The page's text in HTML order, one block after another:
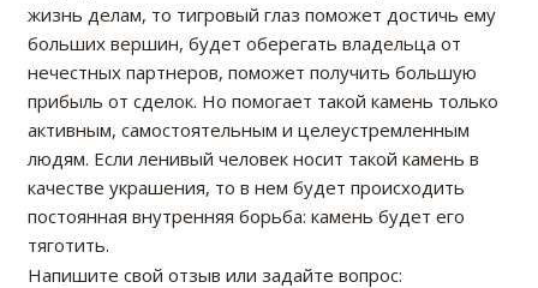
жизнь делам, то тигровый глаз поможет достичь ему
больших вершин, будет оберегать владельца от
нечестных партнеров, поможет получить большую
прибыль от сделок. Но помогает такой камень только
активным, самостоятельным и целеустремленным
людям. Если ленивый человек носит такой камень в
качестве украшения, то в нем будет происходить
постоянная внутренняя борьба: камень будет его
тяготить.
Напишите свой отзыв или задайте вопрос: